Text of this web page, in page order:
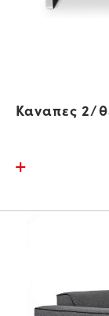
Καναπες 2/